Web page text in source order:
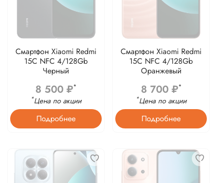
Смартфон Xiaomi Redmi
15C NFC 4/128Gb
Черный
8 500 ₽*
*Цена по акции
Подробнее
Смартфон Xiaomi Redmi
15C NFC 4/128Gb
Оранжевый
8 700 ₽*
*Цена по акции
Подробнее